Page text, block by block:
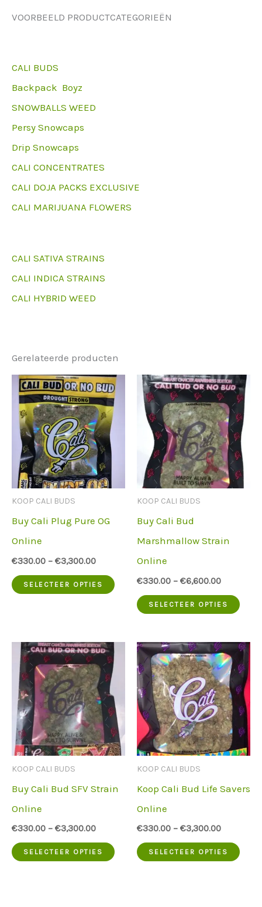
VOORBEELD PRODUCTCATEGORIEËN
CALI BUDS
Backpack Boyz
SNOWBALLS WEED
Persy Snowcaps
Drip Snowcaps
CALI CONCENTRATES
CALI DOJA PACKS EXCLUSIVE
CALI MARIJUANA FLOWERS
CALI SATIVA STRAINS
CALI INDICA STRAINS
CALI HYBRID WEED
Gerelateerde producten
KOOP CALI BUDS
Buy Cali Plug Pure OG
Online
€330.00 – €3,300.00
SELECTEER OPTIES
Dit
product
meerdere
varianten.
opties
kunnen
op
KOOP CALI BUDS
Buy Cali Bud
Marshmallow Strain
Online
€330.00 – €6,600.00
SELECTEER OPTIES
Dit
heeft
De
KOOP CALI BUDS
Buy Cali Bud SFV Strain
Online
€330.00 – €3,300.00
SELECTEER OPTIES
Dit
KOOP CALI BUDS
Koop Cali Bud Life Savers
Online
€330.00 – €3,300.00
SELECTEER OPTIES
Dit